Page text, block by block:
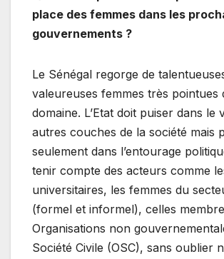
place des femmes dans les
gouvernements ?
Le Sénégal regorge de
valeureuses femmes très pointues
domaine. L’Etat doit puiser dans le
autres couches de la société mais
seulement dans l’entourage
tenir compte des acteurs comme
universitaires, les femmes du
(formel et informel), celles
Organisations non
Société Civile (OSC), sans oublier